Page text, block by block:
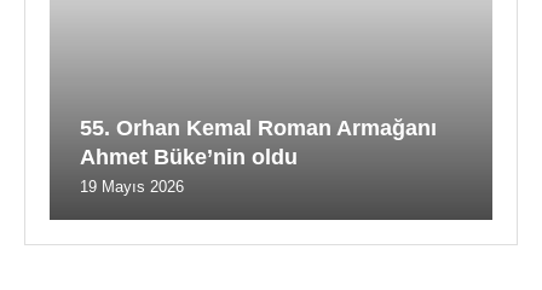
55. Orhan Kemal Roman Armağanı
Ahmet Büke’nin oldu
19 Mayıs 2026